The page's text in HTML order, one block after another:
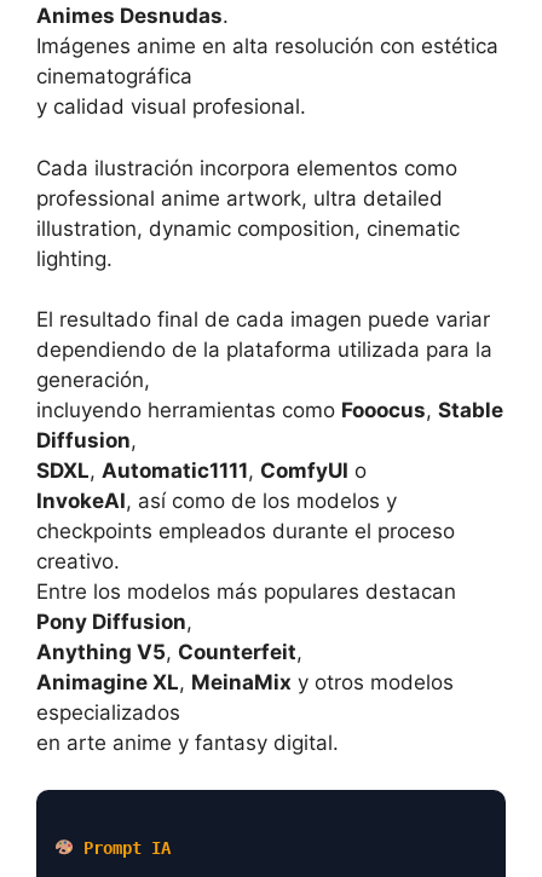
Animes Desnudas.
Imágenes anime en alta resolución con estética
cinematográfica
y calidad visual profesional.
Cada ilustración incorpora elementos como
professional anime artwork, ultra detailed
illustration, dynamic composition, cinematic
lighting.
El resultado final de cada imagen puede variar
dependiendo de la plataforma utilizada para la
generación,
incluyendo herramientas como Fooocus, Stable
Diffusion,
SDXL, Automatic1111, ComfyUI o
InvokeAI, así como de los modelos y
checkpoints empleados durante el proceso
creativo.
Entre los modelos más populares destacan
Pony Diffusion,
Anything V5, Counterfeit,
Animagine XL, MeinaMix y otros modelos
especializados
en arte anime y fantasy digital.
Prompt IA